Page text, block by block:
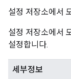
설정 저장소에서
설정 저장소에서
설정합니다.
세부정보